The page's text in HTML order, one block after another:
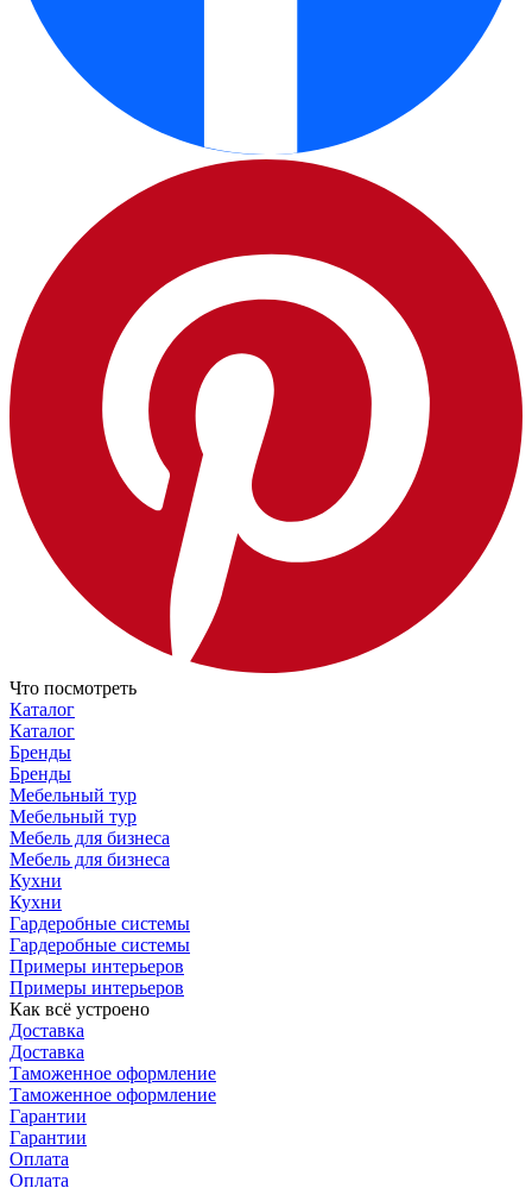
Что посмотреть
Каталог
Каталог
Бренды
Бренды
Мебельный тур
Мебельный тур
Мебель для бизнеса
Мебель для бизнеса
Кухни
Кухни
Гардеробные системы
Гардеробные системы
Примеры интерьеров
Примеры интерьеров
Как всё устроено
Доставка
Доставка
Таможенное оформление
Таможенное оформление
Гарантии
Гарантии
Оплата
Оплата